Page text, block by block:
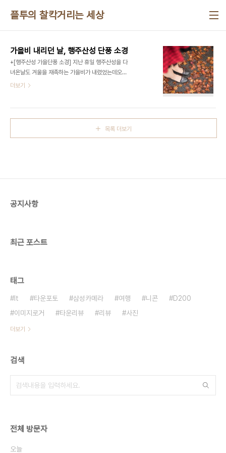
플투의 찰칵거리는 세상
가을비 내리던 날, 행주산성 단풍 소경
+[행주산성 가을단풍 소경] 지난 휴일 행주산성을 다
녀온날도 겨울을 재촉하는 가을비가 내렸었는데오늘
도 구슬프게 가을비가 내리는 월요일입니다.비내리
산성 주차장에 주차를 하고 두시간 남짓이면 행주산
SAMY..
더보기
목록 더보기
공지사항
최근 포스트
태그
It 타운포토 삼성카메라 여행 니콘
D200
이미지로거
타운리뷰 리뷰 사진
더보기
검색
전체 방문자
오늘